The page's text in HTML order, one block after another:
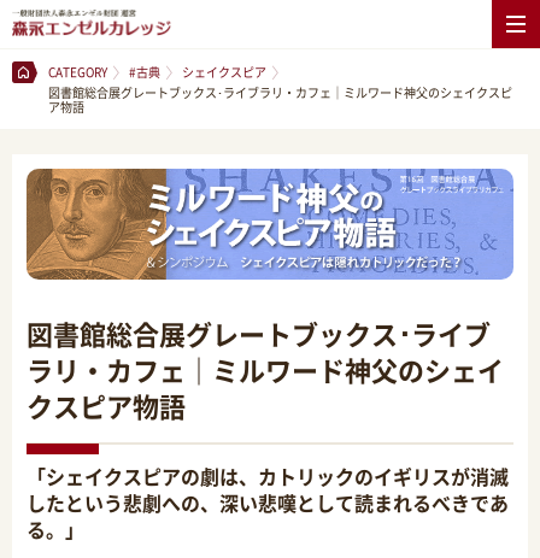
CATEGORY #古典
シェイクスピア
図書館総合展グレートブックス･ライブラリ・カフェ｜ミルワード神父のシェイクスピ
ア物語
図書館総合展グレートブックス･ライブ
ラリ・カフェ｜ミルワード神父のシェイ
クスピア物語
「シェイクスピアの劇は、カトリックのイギリスが消滅
したという悲劇への、深い悲嘆として読まれるべきであ
る。」